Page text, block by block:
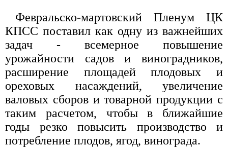
Февральско-мартовский Пленум ЦК
КПСС поставил как одну из важнейших
задач - всемерное повышение
урожайности садов и виноградников,
расширение площадей плодовых и
ореховых насаждений, увеличение
валовых сборов и товарной продукции с
таким расчетом, чтобы в ближайшие
годы резко повысить производство и
потребление плодов, ягод, винограда.